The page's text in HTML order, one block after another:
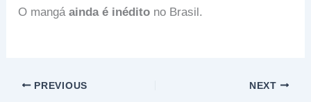
O mangáainda é inédito no Brasil.
PREVIOUS NEXT